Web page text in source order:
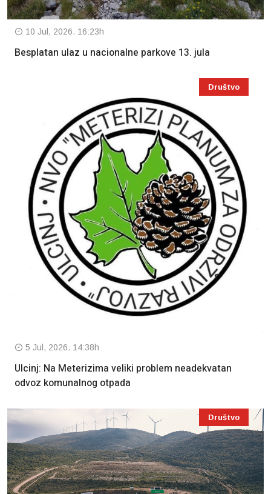
10 Jul, 2026. 16:23h
Besplatan ulaz u nacionalne parkove 13. jula
Društvo
5 Jul, 2026. 14:38h
Ulcinj: Na Meterizima veliki problem neadekvatan
odvoz komunalnog otpada
Društvo